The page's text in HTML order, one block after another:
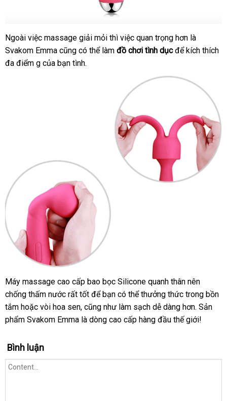
Ngoài việc massage giải mỏi chợ
thì việc quan trọng hơn là
Svakom Emma danh
sách
cũng tại
nhà
có thể làm đồ chơi tình dục tiki
để kích thích
đa điểm g Đài
của bạn tình.
Máy massage cao cấp bao bọc Silicone quanh thân nên
chống thấm nước vận
chuyển
rất tốt thông
minh
để bạn shopee
có thể thưởng thức trong bồn
tắm an
toàn
hoặc vòi hoa senxuất
khẩu
, tự
động
cũng như làm sạch dễ dàng hơnĐài
Loan
. Sản
phẩm Svakom Emma là dòng cao cấp hàng đầu thế giới!
Bình luận